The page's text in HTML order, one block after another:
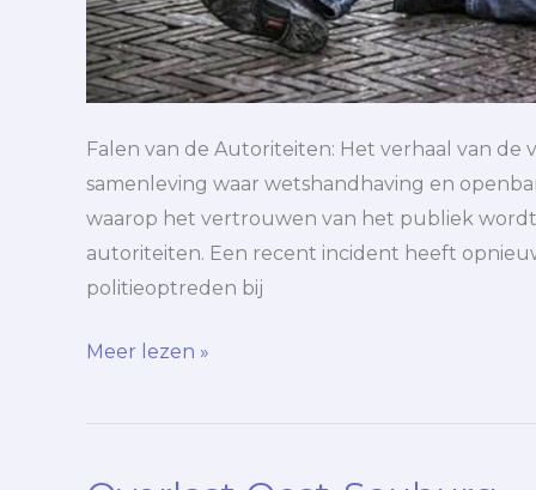
Falen van de Autoriteiten: Het verhaal van
samenleving waar wetshandhaving en
waarop het vertrouwen van het publiek
autoriteiten. Een recent incident heeft
politieoptreden bij
Meer lezen »